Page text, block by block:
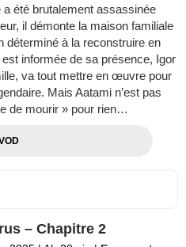
été brutalement assassinée
il démonte la maison familiale
déterminé à la reconstruire en
informée de sa présence, Igor
va tout mettre en œuvre pour
Mais Aatami n’est pas
de mourir » pour rien…
– Chapitre 2